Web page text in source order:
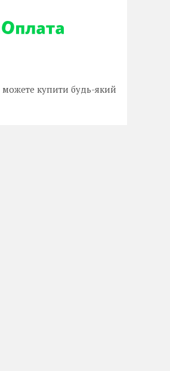
можете купити будь-який